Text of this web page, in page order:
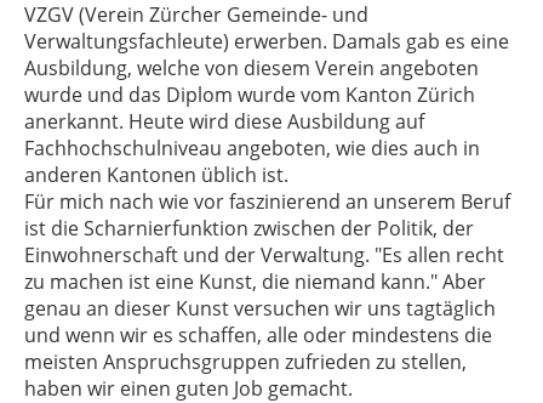
VZGV (Verein Zürcher Gemeinde- und
Verwaltungsfachleute) erwerben. Damals gab es eine
Ausbildung, welche von diesem Verein angeboten
wurde und das Diplom wurde vom Kanton Zürich
anerkannt. Heute wird diese Ausbildung auf
Fachhochschulniveau angeboten, wie dies auch in
anderen Kantonen üblich ist.
Für mich nach wie vor faszinierend an unserem Beruf
ist die Scharnierfunktion zwischen der Politik, der
Einwohnerschaft und der Verwaltung. "Es allen recht
zu machen ist eine Kunst, die niemand kann." Aber
genau an dieser Kunst versuchen wir uns tagtäglich
und wenn wir es schaffen, alle oder mindestens die
meisten Anspruchsgruppen zufrieden zu stellen,
haben wir einen guten Job gemacht.